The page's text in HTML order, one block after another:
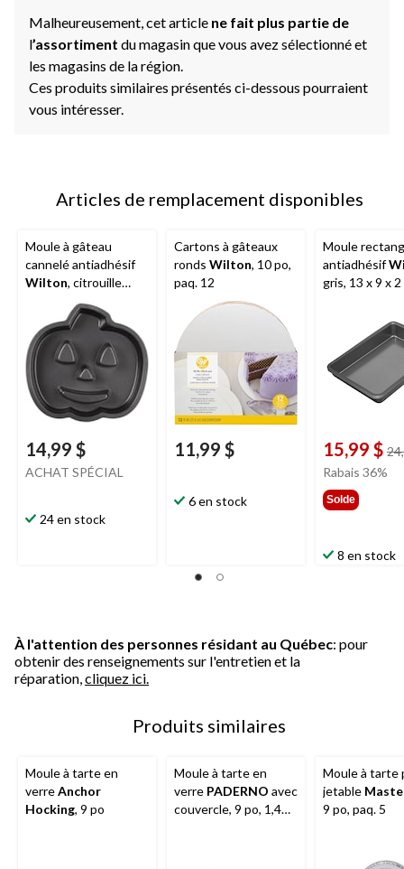
Malheureusement, cet article ne fait plus partie de
l’assortiment du magasin que vous avez sélectionné et
les magasins de la région.
Ces produits similaires présentés ci-dessous pourraient
vous intéresser.
Articles de remplacement disponibles
Moule à gâteau
cannelé antiadhésif
Wilton, citrouille
14,99 $
ACHAT SPÉCIAL
24 en stock
Cartons à gâteaux
ronds Wilton, 10 po,
paq. 12
11,99 $
6 en stock
Moule
antiadhésif
gris, 13 x 9 x
15,99 $
Rabais 36%
Solde
8 en stock
À l'attention des personnes résidant au Québec: pour
obtenir des renseignements sur l'entretien et la
réparation, cliquez ici.
Produits similaires
Moule à tarte en
verreAnchor
Hocking, 9 po
Moule à tarte en
verre PADERNO avec
couvercle, 9 po, 1,4
Moule à tarte
jetable
9 po, paq. 5